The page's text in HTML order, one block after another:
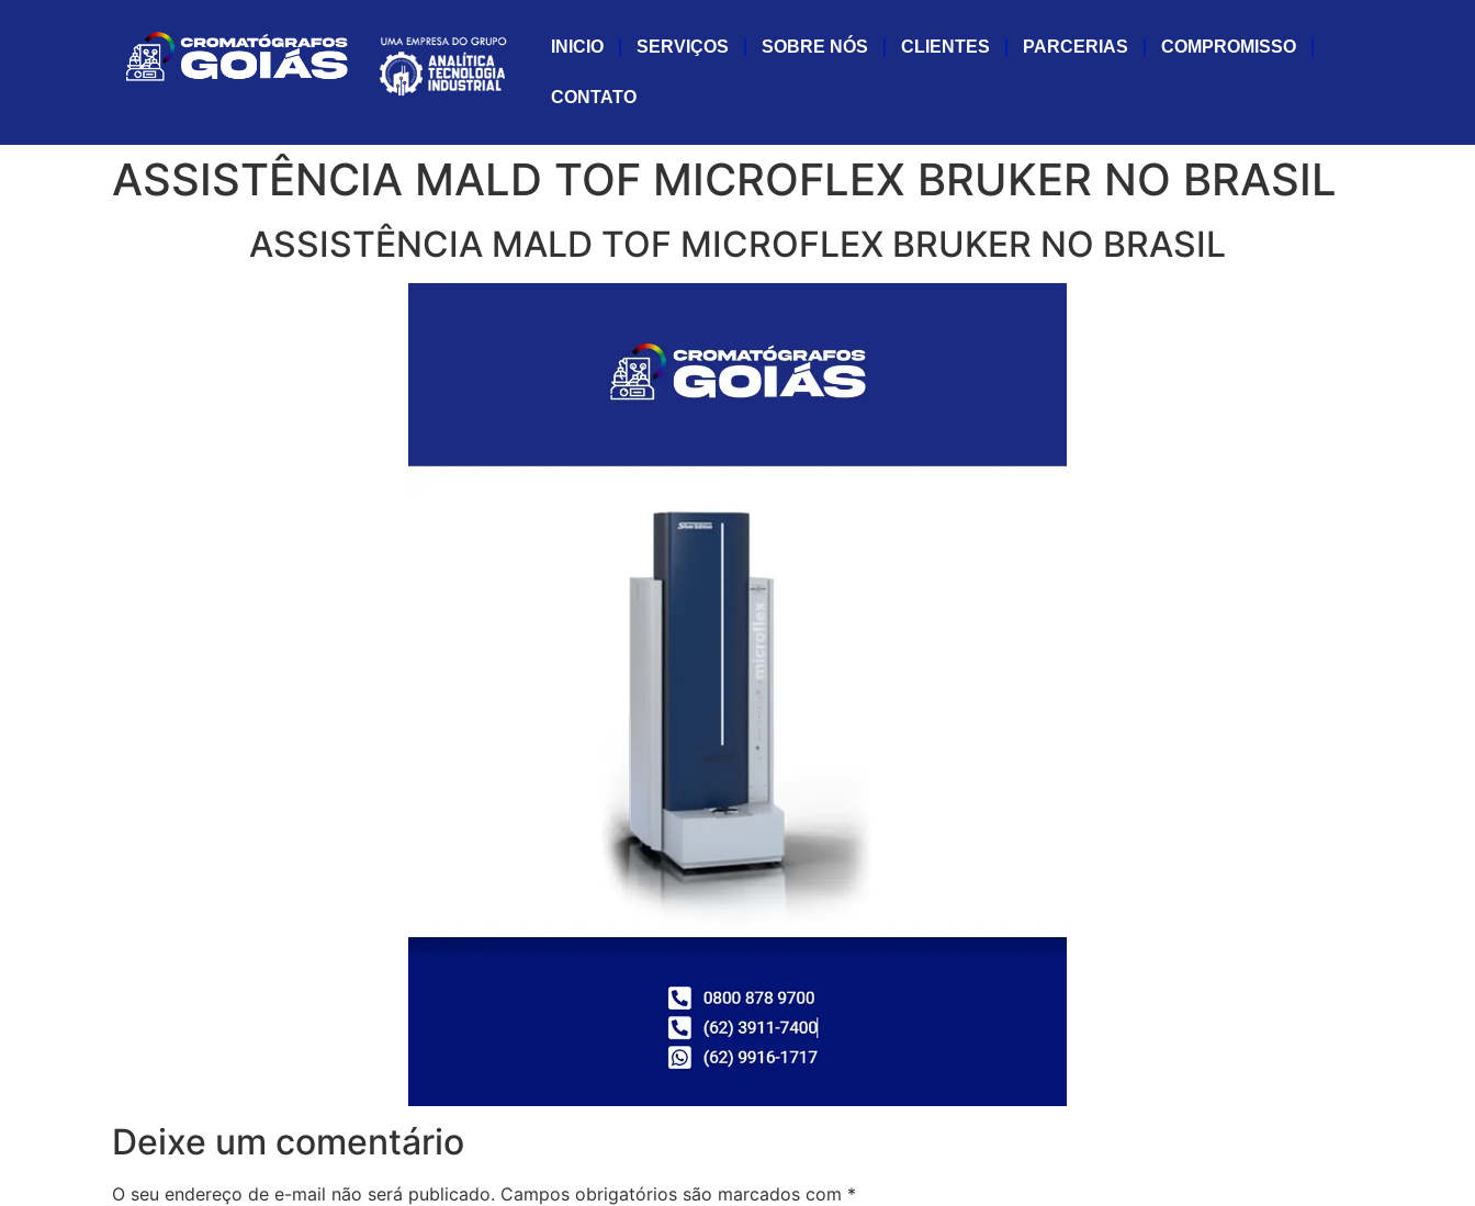
INICIO SERVIÇOS SOBRE NÓS CLIENTES PARCERIAS COMPROMISSO
CONTATO
ASSISTÊNCIA MALD TOF MICROFLEX BRUKER NO BRASIL
ASSISTÊNCIA MALD TOF MICROFLEX BRUKER NO BRASIL
Deixe um comentário
O seu endereço de e-mail não será publicado. Campos obrigatórios são marcados com *